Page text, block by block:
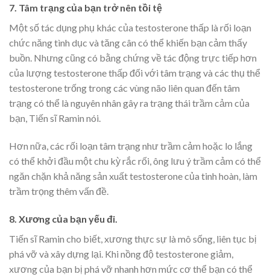
7. Tâm trạng của bạn trở nên tồi tệ
Một số tác dụng phụ khác của testosterone thấp là rối loạn
chức năng tình dục và tăng cân có thể khiến bạn cảm thấy
buồn. Nhưng cũng có bằng chứng về tác động trực tiếp hơn
của lượng testosterone thấp đối với tâm trạng và các thụ thể
testosterone trống trong các vùng não liên quan đến tâm
trạng có thể là nguyên nhân gây ra trạng thái trầm cảm của
bạn, Tiến sĩ Ramin nói.
Hơn nữa, các rối loạn tâm trạng như trầm cảm hoặc lo lắng
có thể khởi đầu một chu kỳ rắc rối, ông lưu ý trầm cảm có thể
ngăn chặn khả năng sản xuất testosterone của tinh hoàn, làm
trầm trọng thêm vấn đề.
8. Xương của bạn yếu đi.
Tiến sĩ Ramin cho biết, xương thực sự là mô sống, liên tục bị
phá vỡ và xây dựng lại. Khi nồng độ testosterone giảm,
xương của bạn bị phá vỡ nhanh hơn mức cơ thể bạn có thể